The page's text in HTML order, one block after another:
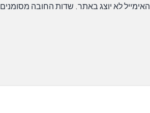
האימייל לא יוצג באתר. שדות החובה מסומנים